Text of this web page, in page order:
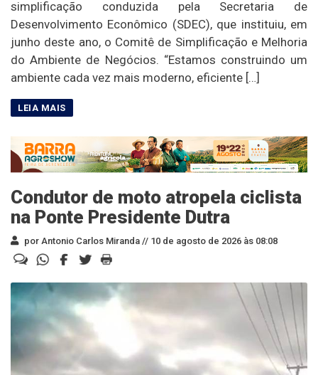
simplificação conduzida pela Secretaria de
Desenvolvimento Econômico (SDEC), que instituiu, em
junho deste ano, o Comitê de Simplificação e Melhoria
do Ambiente de Negócios. “Estamos construindo um
ambiente cada vez mais moderno, eficiente […]
Condutor de moto atropela ciclista
na Ponte Presidente Dutra
por Antonio Carlos Miranda // 10 de agosto de 2026 às 08:08